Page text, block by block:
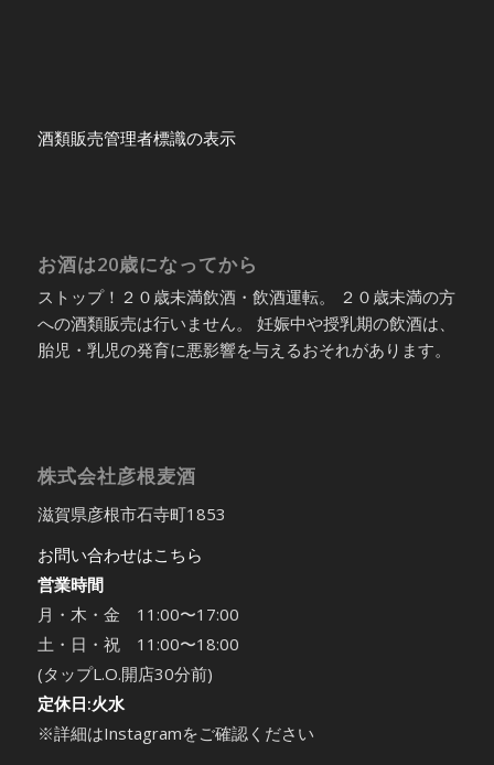
酒類販売管理者標識の表示
お酒は20歳になってから
ストップ！２０歳未満飲酒・飲酒運転。 ２０歳未満の方
への酒類販売は行いません。 妊娠中や授乳期の飲酒は、
胎児・乳児の発育に悪影響を与えるおそれがあります。
株式会社彦根麦酒
滋賀県彦根市石寺町1853
お問い合わせはこちら
営業時間
月・木・金 11:00〜17:00
土・日・祝 11:00〜18:00
(タップL.O.開店30分前)
定休日:火水
※詳細はInstagramをご確認ください